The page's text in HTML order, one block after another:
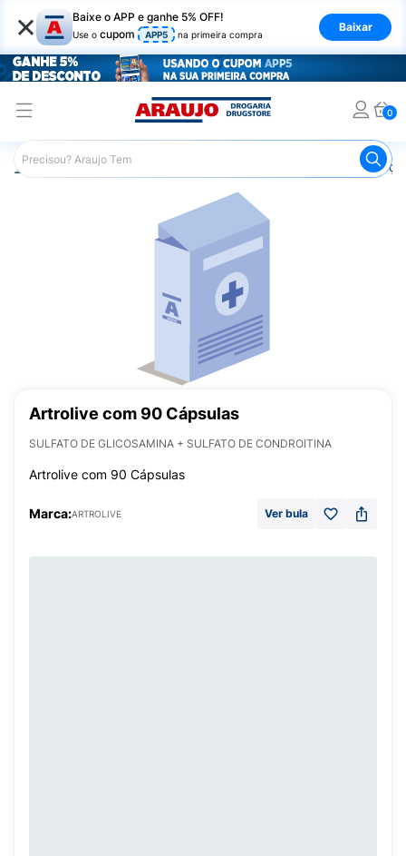
× Baixe o APP e ganhe 5% OFF!
Use o cupom APP5 na primeira compra
Baixar
0
Araujo Medicamentos Remédios para Alergias e
Artrolive com 90 Cápsulas
SULFATO DE GLICOSAMINA + SULFATO DE CONDROITINA
Artrolive com 90 Cápsulas
Marca:ARTROLIVE Ver bula